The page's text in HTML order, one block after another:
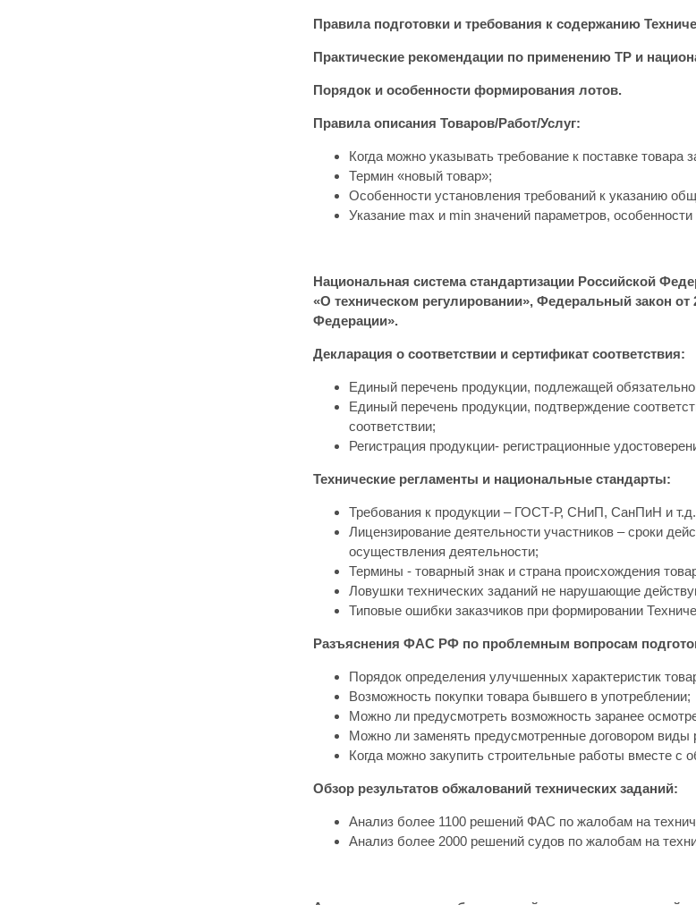
Правила подготовки и требования к содержанию
Практические рекомендации по применению ТР и
Порядок и особенности формирования лотов.
Правила описания Товаров/Работ/Услуг:
Когда можно указывать требование к поставке товара
Термин «новый товар»;
Особенности установления требований к указанию
Указание max и min значений параметров,
Национальная система стандартизации Российской
«О техническом регулировании», Федеральный закон
Федерации».
Декларация о соответствии и сертификат соответствия:
Единый перечень продукции, подлежащей
Единый перечень продукции, подтверждение
соответствии;
Регистрация продукции- регистрационные
Технические регламенты и национальные стандарты:
Требования к продукции – ГОСТ-Р, СНиП, СанПиН и
Лицензирование деятельности участников – сроки
осуществления деятельности;
Термины - товарный знак и страна происхождения
Ловушки технических заданий не нарушающие
Типовые ошибки заказчиков при формировании
Разъяснения ФАС РФ по проблемным вопросам
Порядок определения улучшенных характеристик
Возможность покупки товара бывшего в употреблении;
Можно ли предусмотреть возможность заранее
Можно ли заменять предусмотренные договором виды
Когда можно закупить строительные работы вместе с
Обзор результатов обжалований технических заданий:
Анализ более 1100 решений ФАС по жалобам на
Анализ более 2000 решений судов по жалобам на